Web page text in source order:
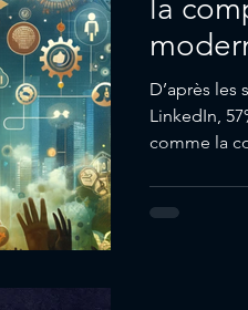
la
D’après les
LinkedIn,
comme la